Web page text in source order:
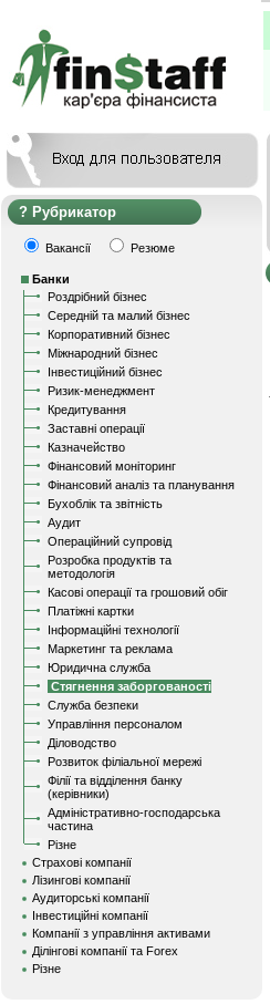
Рубрикатор
Вакансії Резюме
Банки
Роздрібний бізнес
Середній та малий бізнес
Корпоративний бізнес
Міжнародний бізнес
Інвестиційний бізнес
Ризик-менеджмент
Кредитування
Заставні операції
Казначейство
Фінансовий моніторинг
Фінансовий аналіз та планування
Бухоблік та звітність
Аудит
Операційний супровід
Розробка продуктів та
методологія
Касові операції та грошовий обіг
Платіжні картки
Інформаційні технології
Маркетинг та реклама
Юридична служба
Стягнення заборгованості
Служба безпеки
Управління персоналом
Діловодство
Розвиток філіальної мережі
Філії та відділення банку
(керівники)
Адміністративно-господарська
частина
Різне
Страхові компанії
Лізингові компанії
Аудиторські компанії
Інвестиційні компанії
Компанії з управління активами
Ділінгові компанії та Forex
Різне